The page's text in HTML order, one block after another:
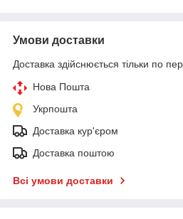
Умови доставки
Доставка здійснюється тільки по
Нова Пошта
Укрпошта
Доставка кур'єром
Доставка поштою
Всі умови доставки